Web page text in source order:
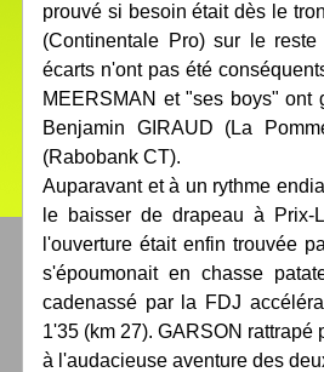
prouvé si besoin était dès le
(Continentale Pro) sur le
écarts n'ont pas été
MEERSMAN et "ses boys"
Benjamin GIRAUD (La
(Rabobank CT).
Auparavant et à un rythme
le baisser de drapeau à Prix-
l'ouverture était enfin trouvée
s'époumonait en chasse
cadenassé par la FDJ
1'35 (km 27). GARSON
à l'audacieuse aventure des